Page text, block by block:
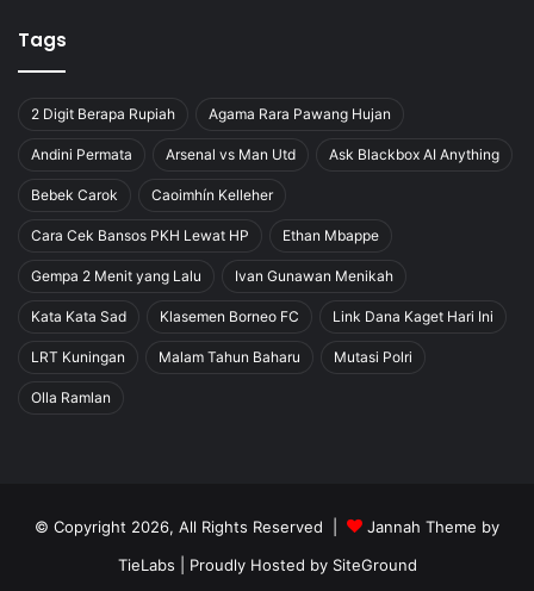
Tags
2 Digit Berapa Rupiah Agama Rara Pawang Hujan
Andini Permata Arsenal vs Man Utd Ask Blackbox AI Anything
Bebek Carok Caoimhín Kelleher
Cara Cek Bansos PKH Lewat HP Ethan Mbappe
Gempa 2 Menit yang Lalu Ivan Gunawan Menikah
Kata Kata Sad Klasemen Borneo FC Link Dana Kaget Hari Ini
LRT Kuningan Malam Tahun Baharu Mutasi Polri
Olla Ramlan
© Copyright 2026, All Rights Reserved |
Jannah Theme by
TieLabs | Proudly Hosted by SiteGround